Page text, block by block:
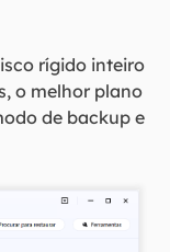
rígido inteiro
o melhor plano
de backup e